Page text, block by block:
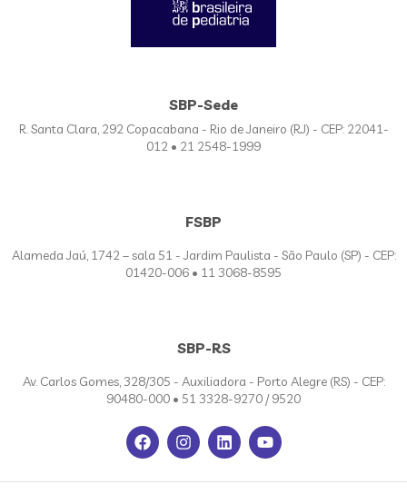
SBP-Sede
R. Santa Clara, 292 Copacabana - Rio de Janeiro (RJ) - CEP: 22041-
012 • 21 2548-1999
FSBP
Alameda Jaú, 1742 – sala 51 - Jardim Paulista - São Paulo (SP) - CEP:
01420-006 • 11 3068-8595
SBP-RS
Av. Carlos Gomes, 328/305 - Auxiliadora - Porto Alegre (RS) - CEP:
90480-000 • 51 3328-9270 / 9520